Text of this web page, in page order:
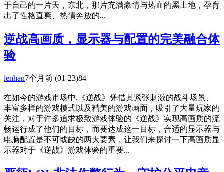
于自己的一片天，东北，那片充满豪情与热血的黑土地，孕育
出了性格直爽、热情奔放的...
逆战高画质，显示器与配置的完美融合体
验
lenhan7个月前 (01-23)84
在如今的游戏市场中,《逆战》凭借其紧张刺激的战斗场景、
丰富多样的游戏模式以及精美的游戏画面，吸引了大量玩家的
关注，对于许多追求极致游戏体验的《逆战》实现高画质的流
畅运行成了他们的目标，而要达成这一目标，合适的显示器与
电脑配置是不可或缺的两大要素，让我们来探讨一下高画质显
示器对于《逆战》游戏体验的重要...